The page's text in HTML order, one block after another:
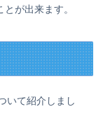
が出来ます。
いて紹介しまし